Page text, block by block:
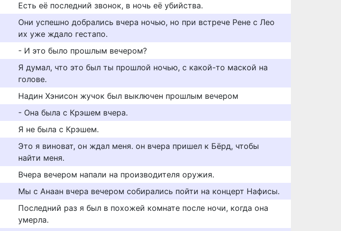
Есть её последний звонок, в ночь её убийства.
Они успешно добрались вчера ночью, но при встрече Рене с Лео
их уже ждало гестапо.
- И это было прошлым вечером?
Я думал, что это был ты прошлой ночью, с какой-то маской на
голове.
Надин Хэнисон жучок был выключен прошлым вечером
- Она была с Крэшем вчера.
Я не была с Крэшем.
Это я виноват, он ждал меня. он вчера пришел к Бёрд, чтобы
найти меня.
Вчера вечером напали на производителя оружия.
Мы с Анаан вчера вечером собирались пойти на концерт Нафисы.
Последний раз я был в похожей комнате после ночи, когда она
умерла.